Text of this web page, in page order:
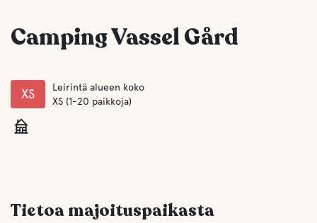
Camping Vassel Gård
XS
Leirintä alueen koko
XS (1-20 paikkoja)
Tietoa majoituspaikasta